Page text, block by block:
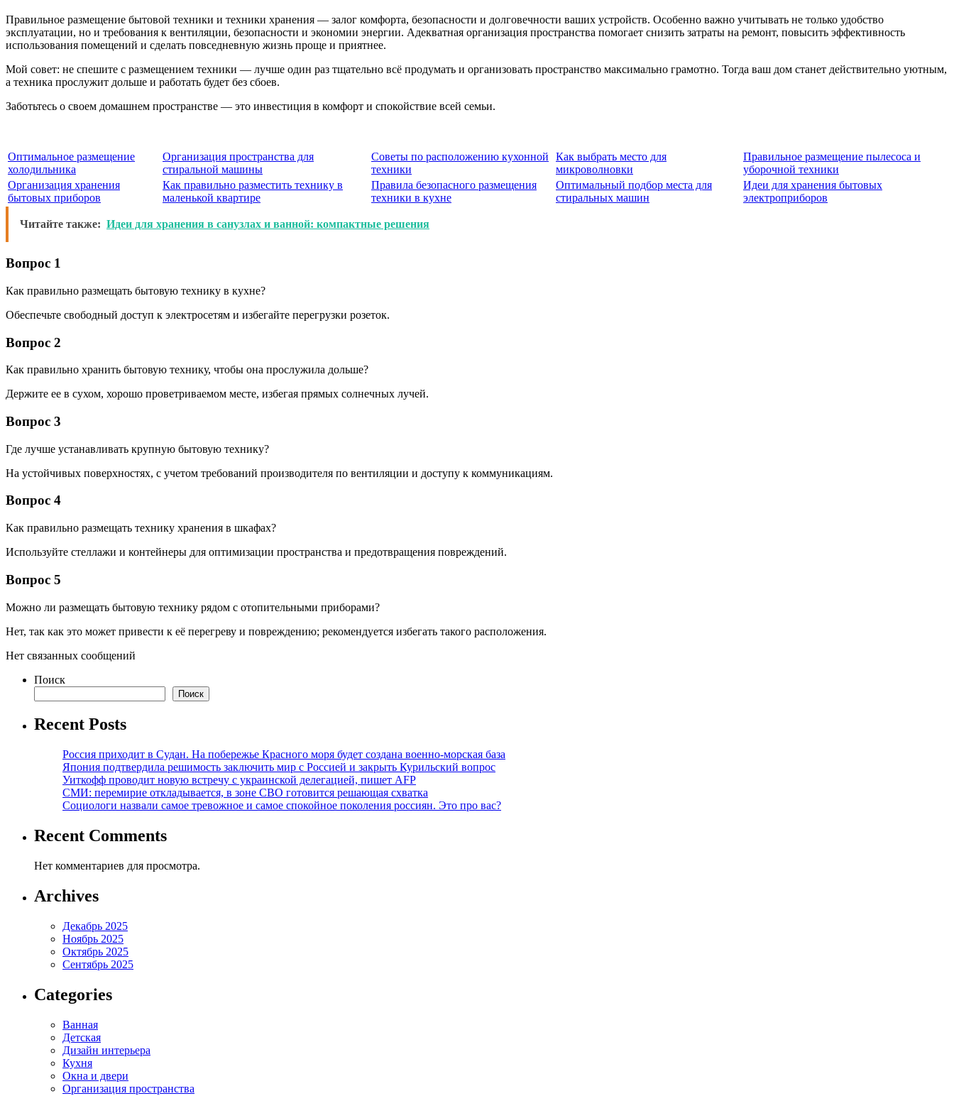
Правильное размещение бытовой техники и техники хранения — залог комфорта, безопасности и долговечности ваших устройств. Особенно важно учитывать не только удобство
эксплуатации, но и требования к вентиляции, безопасности и экономии энергии. Адекватная организация пространства помогает снизить затраты на ремонт, повысить эффективность
использования помещений и сделать повседневную жизнь проще и приятнее.
Мой совет: не спешите с размещением техники — лучше один раз тщательно всё продумать и организовать пространство максимально грамотно. Тогда ваш дом станет действительно уютным,
а техника прослужит дольше и работать будет без сбоев.
Заботьтесь о своем домашнем пространстве — это инвестиция в комфорт и спокойствие всей семьи.
Оптимальное размещение
холодильника
Организация пространства для
стиральной машины
Советы по расположению кухонной
техники
Как выбрать место для
микроволновки
Правильное размещение пылесоса и
уборочной техники
Организация хранения
бытовых приборов
Как правильно разместить технику в
маленькой квартире
Правила безопасного размещения
техники в кухне
Оптимальный подбор места для
стиральных машин
Идеи для хранения бытовых
электроприборов
Читайте также: Идеи для хранения в санузлах и ванной: компактные решения
Вопрос 1
Как правильно размещать бытовую технику в кухне?
Обеспечьте свободный доступ к электросетям и избегайте перегрузки розеток.
Вопрос 2
Как правильно хранить бытовую технику, чтобы она прослужила дольше?
Держите ее в сухом, хорошо проветриваемом месте, избегая прямых солнечных лучей.
Вопрос 3
Где лучше устанавливать крупную бытовую технику?
На устойчивых поверхностях, с учетом требований производителя по вентиляции и доступу к коммуникациям.
Вопрос 4
Как правильно размещать технику хранения в шкафах?
Используйте стеллажи и контейнеры для оптимизации пространства и предотвращения повреждений.
Вопрос 5
Можно ли размещать бытовую технику рядом с отопительными приборами?
Нет, так как это может привести к её перегреву и повреждению; рекомендуется избегать такого расположения.
Нет связанных сообщений
Поиск
Поиск
Recent Posts
Россия приходит в Судан. На побережье Красного моря будет создана военно-морская база
Япония подтвердила решимость заключить мир с Россией и закрыть Курильский вопрос
Уиткофф проводит новую встречу с украинской делегацией, пишет AFP
СМИ: перемирие откладывается, в зоне СВО готовится решающая схватка
Социологи назвали самое тревожное и самое спокойное поколения россиян. Это про вас?
Recent Comments
Нет комментариев для просмотра.
Archives
Декабрь 2025
Ноябрь 2025
Октябрь 2025
Сентябрь 2025
Categories
Ванная
Детская
Дизайн интерьера
Кухня
Окна и двери
Организация пространства